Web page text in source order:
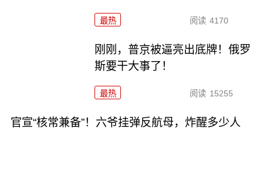
最热 阅读 4170
刚刚，普京被逼亮出底牌！俄罗
斯要干大事了！
最热 阅读 15255
官宣“核常兼备”！六爷挂弹反航母，炸醒多少人